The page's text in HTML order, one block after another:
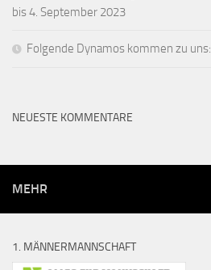
bis 4. September 2023
Folgende Dynamos kommen zu uns:
NEUESTE KOMMENTARE
MEHR
1. MÄNNERMANNSCHAFT